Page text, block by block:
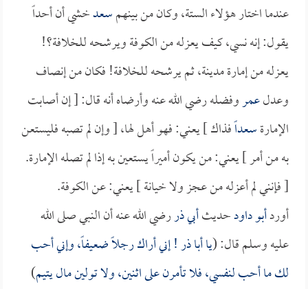
عندما اختار هؤلاء الستة، وكان من بينهمسعدخشي أن أحداً
يقول: إنه نسي، كيف يعزله من الكوفة ويرشحه للخلافة؟!
يعزله من إمارة مدينة، ثم يرشحه للخلافة! فكان من إنصاف
وعدلعمروفضله رضي الله عنه وأرضاه أنه قال: [ إن أصابت
الإمارةسعداًفذاك ] يعني: فهو أهل لها، [ وإن لم تصبه فليستعن
به من أمر ] يعني: من يكون أميراً يستعين به إذا لم تصله الإمارة.
[ فإنني لم أعزله من عجز ولا خيانة ] يعني: عن الكوفة.
أوردأبو داودحديثأبي ذررضي الله عنه أن النبي صلى الله
عليه وسلم قال: (ياأبا ذر! إني أراك رجلاً ضعيفاً، وإني أحب
لك ما أحب لنفسي، فلا تأمرن على اثنين، ولا تولين مال يتيم)